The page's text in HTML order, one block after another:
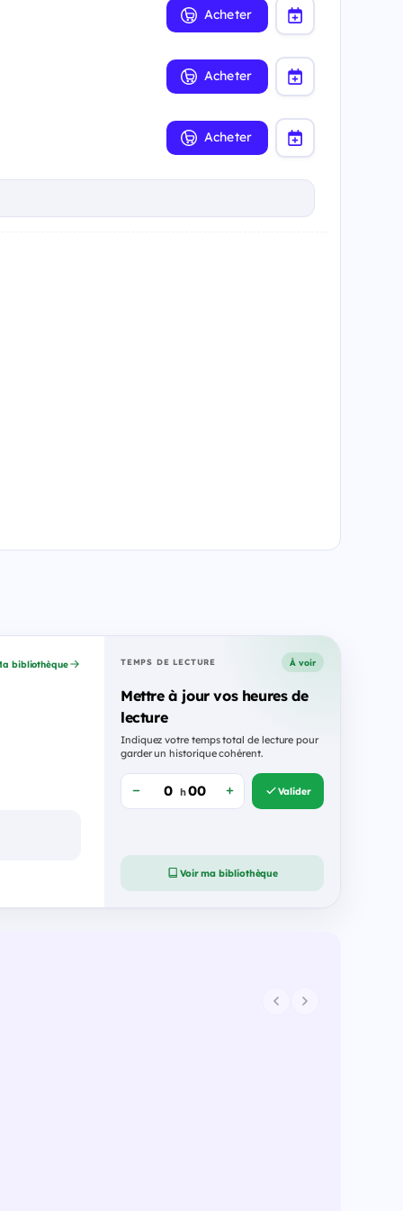
Acheter
Acheter
Acheter
bibliothèque TEMPS DE LECTURE À voir
Mettre à jour vos heures de
lecture
Indiquez votre temps total de lecture pour
garder un historique cohérent.
h Valider
Voir ma bibliothèque